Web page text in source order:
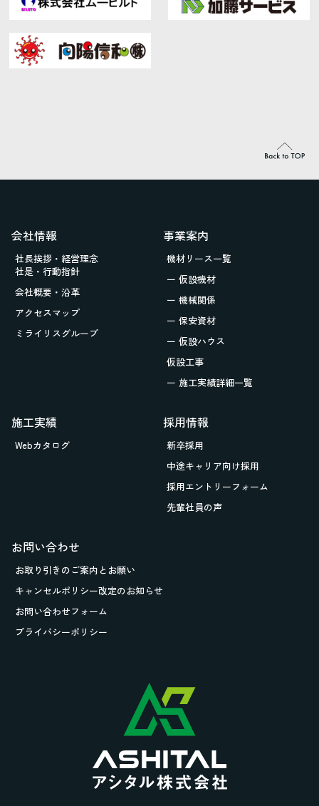
会社情報
社長挨拶・経営理念
社是・行動指針
会社概要・沿革
アクセスマップ
ミライリスグループ
事業案内
機材リース一覧
ー 仮設機材
ー 機械関係
ー 保安資材
ー 仮設ハウス
仮設工事
ー 施工実績詳細一覧
施工実績
Webカタログ
採用情報
新卒採用
中途キャリア向け採用
採用エントリーフォーム
先輩社員の声
お問い合わせ
お取り引きのご案内とお願い
キャンセルポリシー改定のお知らせ
お問い合わせフォーム
プライバシーポリシー